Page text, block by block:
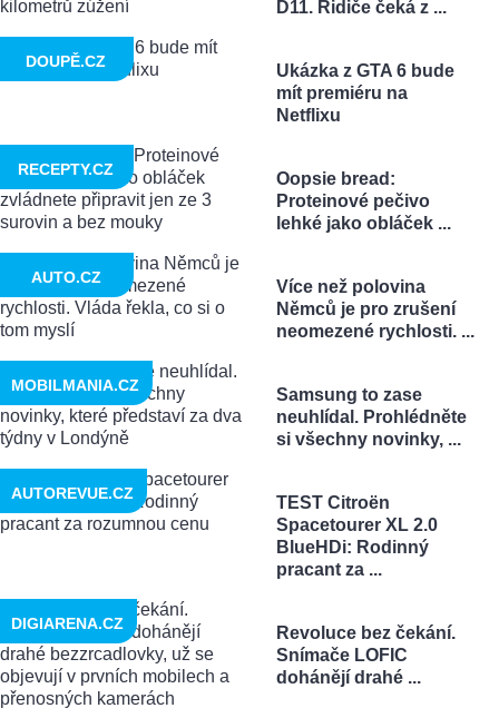
D11. Řidiče čeká z ...
Ukázka z GTA 6 bude
mít premiéru na
Netflixu
DOUPĚ.CZ
Oopsie bread:
Proteinové pečivo
lehké jako obláček ...
RECEPTY.CZ
Více než polovina
Němců je pro zrušení
neomezené rychlosti. ...
AUTO.CZ
Samsung to zase
neuhlídal. Prohlédněte
si všechny novinky, ...
MOBILMANIA.CZ
TEST Citroën
Spacetourer XL 2.0
BlueHDi: Rodinný
pracant za ...
AUTOREVUE.CZ
Revoluce bez čekání.
Snímače LOFIC
dohánějí drahé ...
DIGIARENA.CZ